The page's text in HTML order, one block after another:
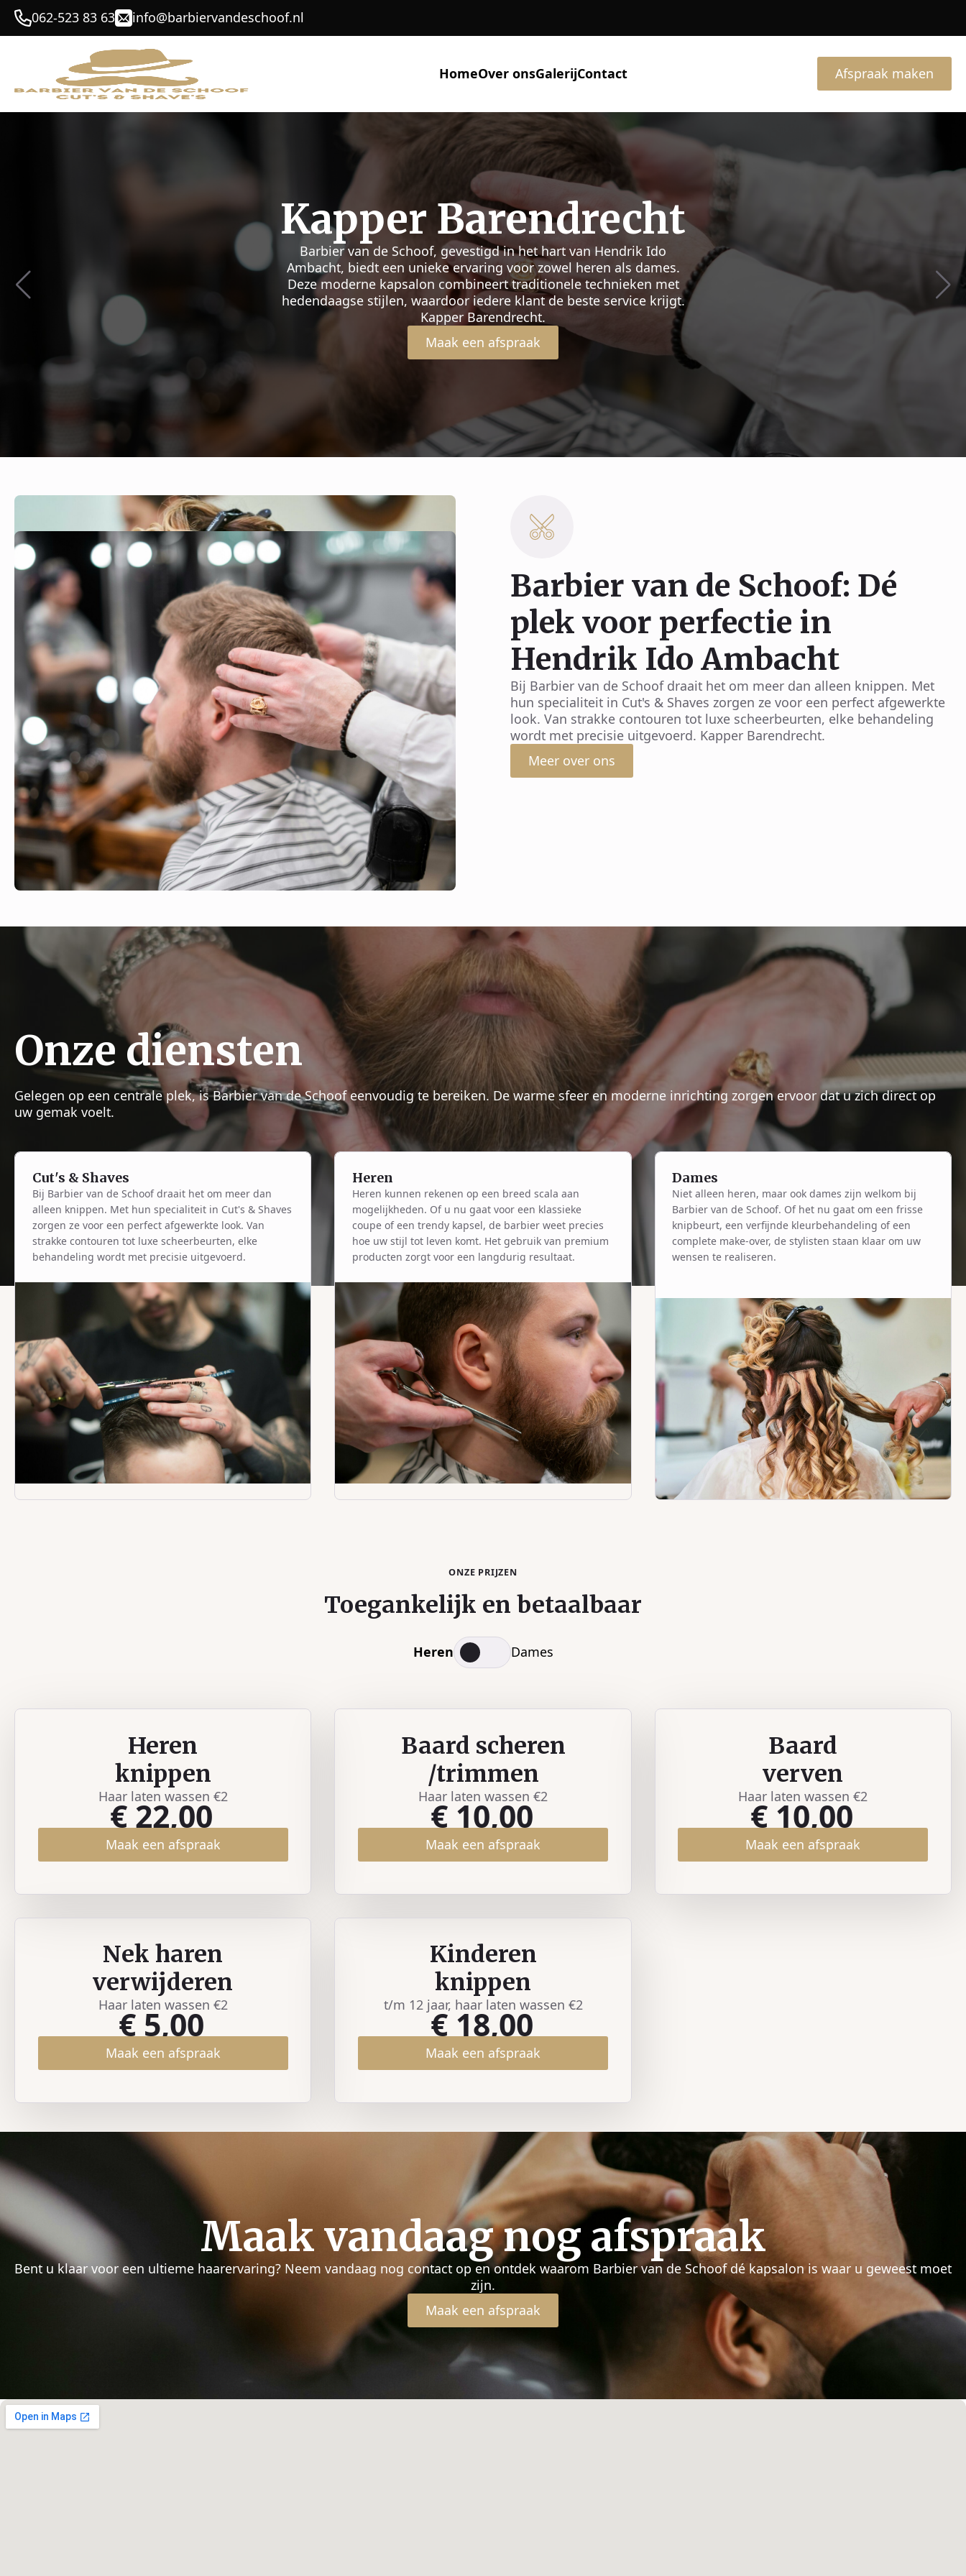
062-523 83 63 info@barbiervandeschoof.nl
HomeOver onsGalerijContact Afspraak maken
Dé Plek Voor Perfectie In
Hendrik Ido Ambacht
Bij Barbier van de Schoof draait het om meer dan alleen knippen. Met
hun specialiteit in Cut's & Shaves zorgen ze voor een perfect
afgewerkte look. Van strakke contouren tot luxe scheerbeurten, elke
behandeling wordt met precisie uitgevoerd.
Barbier van de Schoof: Dé
plek voor perfectie in
Hendrik Ido Ambacht
Bij Barbier van de Schoof draait het om meer dan alleen knippen. Met
hun specialiteit in Cut's & Shaves zorgen ze voor een perfect afgewerkte
look. Van strakke contouren tot luxe scheerbeurten, elke behandeling
wordt met precisie uitgevoerd. Kapper Barendrecht.
Meer over ons
Onze diensten
Gelegen op een centrale plek, is Barbier van de Schoof eenvoudig te bereiken. De warme sfeer en moderne inrichting zorgen ervoor dat u zich direct op
uw gemak voelt.
Cut's & Shaves
Bij Barbier van de Schoof draait het om meer dan
alleen knippen. Met hun specialiteit in Cut's & Shaves
zorgen ze voor een perfect afgewerkte look. Van
strakke contouren tot luxe scheerbeurten, elke
behandeling wordt met precisie uitgevoerd.
Heren
Heren kunnen rekenen op een breed scala aan
mogelijkheden. Of u nu gaat voor een klassieke
coupe of een trendy kapsel, de barbier weet precies
hoe uw stijl tot leven komt. Het gebruik van premium
producten zorgt voor een langdurig resultaat.
Dames
Niet alleen heren, maar ook dames zijn welkom bij
Barbier van de Schoof. Of het nu gaat om een frisse
knipbeurt, een verfijnde kleurbehandeling of een
complete make-over, de stylisten staan klaar om uw
wensen te realiseren.
ONZE PRIJZEN
Toegankelijk en betaalbaar
Heren Dames
Heren
knippen
Haar laten wassen €2
€ 22,00
Maak een afspraak
Baard scheren
/trimmen
Haar laten wassen €2
€ 10,00
Maak een afspraak
Baard
verven
Haar laten wassen €2
€ 10,00
Maak een afspraak
Nek haren
verwijderen
Haar laten wassen €2
€ 5,00
Maak een afspraak
Kinderen
knippen
t/m 12 jaar, haar laten wassen €2
€ 18,00
Maak een afspraak
Maak vandaag nog afspraak
Bent u klaar voor een ultieme haarervaring? Neem vandaag nog contact op en ontdek waarom Barbier van de Schoof dé kapsalon is waar u geweest moet
zijn.
Maak een afspraak